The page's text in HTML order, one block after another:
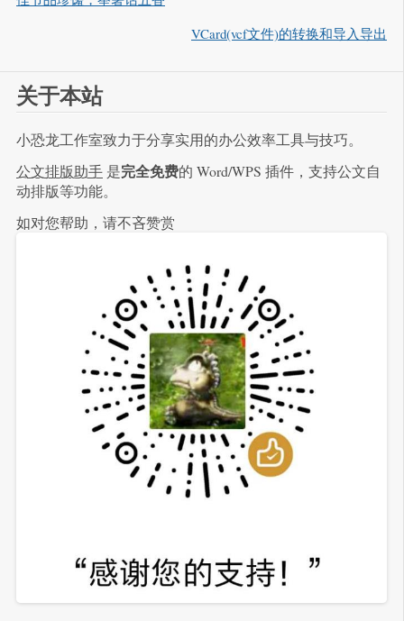
VCard(vcf文件)的转换和导入导出
关于本站
小恐龙工作室致力于分享实用的办公效率工具与技巧。
公文排版助手 是完全免费的 Word/WPS 插件，支持公文自
动排版等功能。
如对您帮助，请不吝赞赏